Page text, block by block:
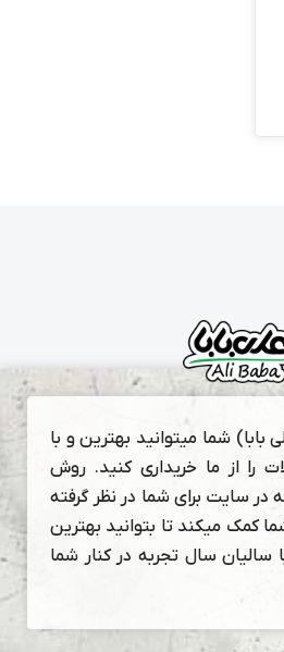
شما میتوانید بهترین و با
را از ما خریداری کنید. روش
در سایت برای شما در نظر گرفته
میکند تا بتوانید بهترین
سالیان سال تجربه در کنار شما